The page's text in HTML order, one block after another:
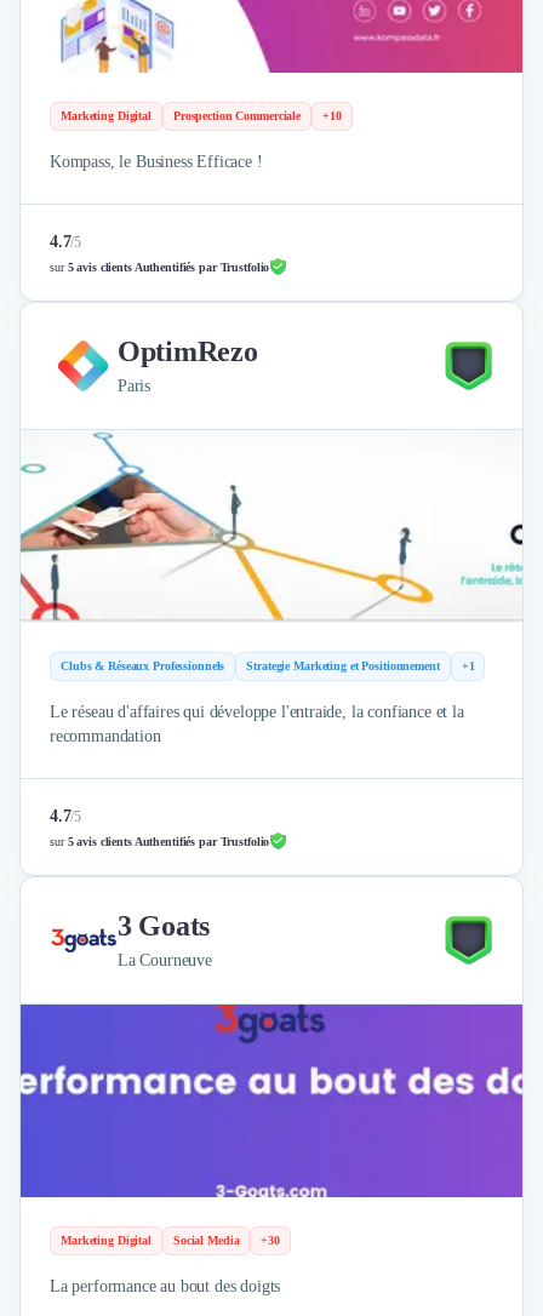
Marketing Digital Prospection Commerciale +10
Kompass, le Business Efficace !
4.7/5
sur5 avis clients Authentifiés par Trustfolio
OptimRezo
Paris
Clubs & Réseaux Professionnels Strategie Marketing et Positionnement +1
Le réseau d'affaires qui développe l'entraide, la confiance et la
recommandation
4.7/5
sur5 avis clients Authentifiés par Trustfolio
3 Goats
La Courneuve
Marketing Digital Social Media +30
La performance au bout des doigts